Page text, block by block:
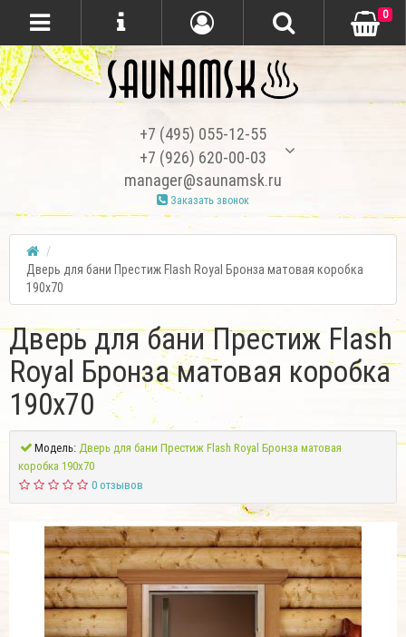
+7 (495) 055-12-55
+7 (926) 620-00-03
manager@saunamsk.ru
Заказать звонок
0
Дверь для бани Престиж Flash Royal Бронза матовая коробка
190х70
Дверь для бани Престиж Flash
Royal Бронза матовая коробка
190х70
Модель:Дверь для бани Престиж Flash Royal Бронза матовая
коробка 190х70
0 отзывов